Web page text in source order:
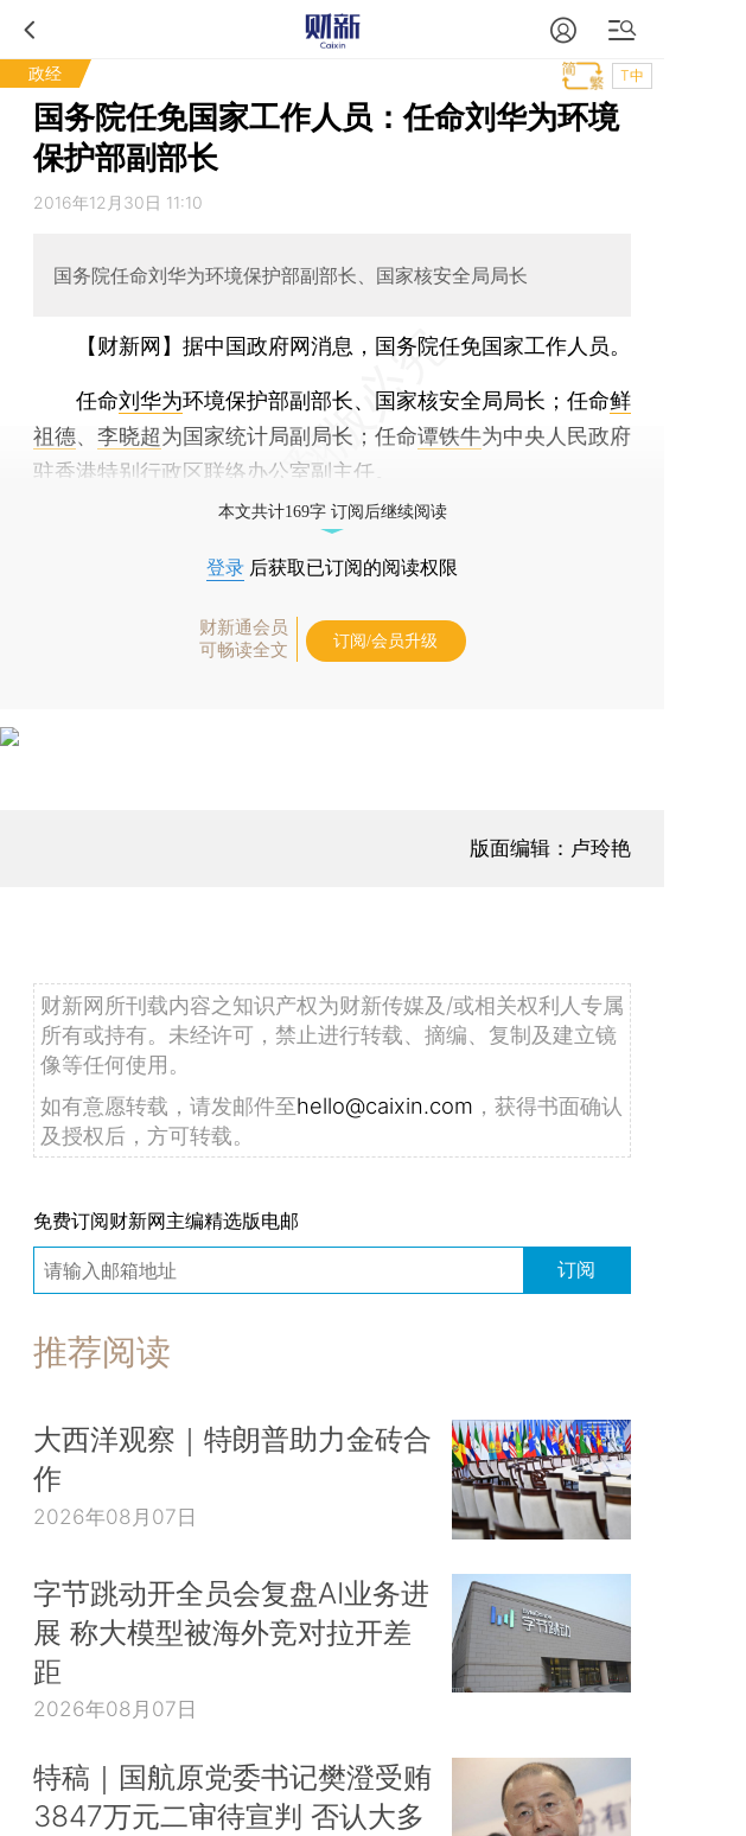
政经 T中
国务院任免国家工作人员：任命刘华为环境
保护部副部长
2016年12月30日 11:10
国务院任命刘华为环境保护部副部长、国家核安全局局长
【财新网】 据中国政府网消息，国务院任免国家工作人员。
任命刘华为环境保护部副部长、国家核安全局局长；任命鲜
祖德、 李晓超为国家统计局副局长；任命谭铁牛为中央人民政府
驻香港特别行政区联络办公室副主任。
本文共计169字 订阅后继续阅读
登录 后获取已订阅的阅读权限
财新通会员
可畅读全文
订阅/会员升级
版面编辑：卢玲艳
财新网所刊载内容之知识产权为财新传媒及/或相关权利人专属
所有或持有。未经许可，禁止进行转载、摘编、复制及建立镜
像等任何使用。
如有意愿转载，请发邮件至hello@caixin.com ，获得书面确认
及授权后，方可转载。
免费订阅财新网主编精选版电邮
订阅
推荐阅读
大西洋观察｜特朗普助力金砖合
作
2026年08月07日
字节跳动开全员会复盘AI业务进
展 称大模型被海外竞对拉开差
距
2026年08月07日
特稿｜国航原党委书记樊澄受贿
3847万元二审待宣判 否认大多